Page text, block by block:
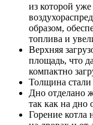
из которой уже
образом,
топлива и
Верхняя
площадь, что
компактно
Толщина
Дно отделано
так как на дно
Горение котла